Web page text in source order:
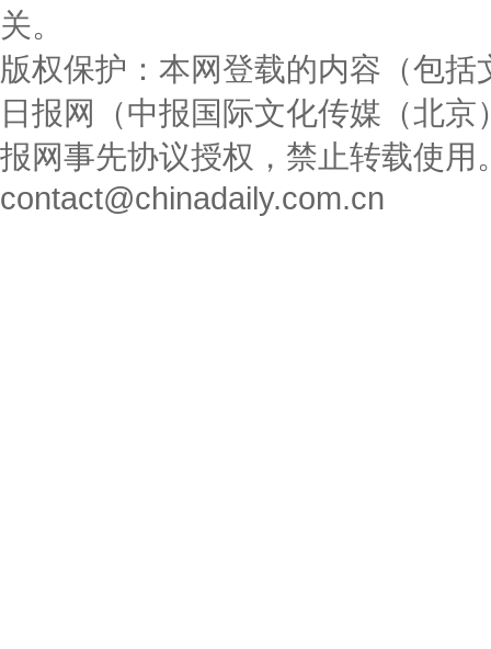
关。
版权保护：本网登载的内容（包
日报网（中报国际文化传媒（北
报网事先协议授权，禁止转载使
contact@chinadaily.com.cn